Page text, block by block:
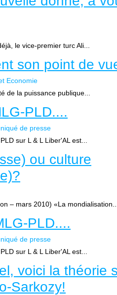
le vice-premier turc Ali...
son point de
Economie
de la puissance publique...
PLD....
de presse
sur L & L Liber'AL est...
ou culture
– mars 2010) «La mondialisation...
PLD....
de presse
sur L & L Liber'AL est...
voici la théorie
Sarkozy!